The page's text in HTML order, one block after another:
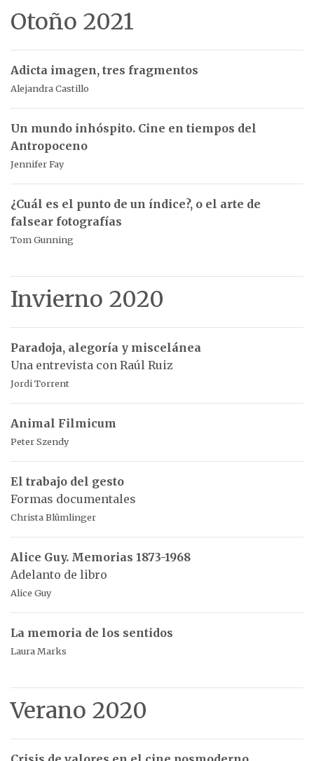
Otoño 2021
Adicta imagen, tres fragmentos
Alejandra Castillo
Un mundo inhóspito. Cine en tiempos del
Antropoceno
Jennifer Fay
¿Cuál es el punto de un índice?, o el arte de
falsear fotografías
Tom Gunning
Invierno 2020
Paradoja, alegoría y miscelánea
Una entrevista con Raúl Ruiz
Jordi Torrent
Animal Filmicum
Peter Szendy
El trabajo del gesto
Formas documentales
Christa Blümlinger
Alice Guy. Memorias 1873-1968
Adelanto de libro
Alice Guy
La memoria de los sentidos
Laura Marks
Verano 2020